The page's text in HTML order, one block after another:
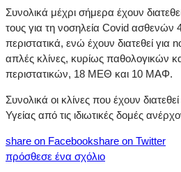
Συνολικά μέχρι σήμερα έχουν
τους για τη νοσηλεία Covid ασθενών
περιστατικά, ενώ έχουν διατεθεί για
απλές κλίνες, κυρίως παθολογικών
περιστατικών, 18 ΜΕΘ και 10 ΜΑΦ.
Συνολικά οι κλίνες που έχουν
Υγείας από τις ιδιωτικές δομές
share on Facebookshare on Twitter
πρόσθεσε ένα σχόλιο